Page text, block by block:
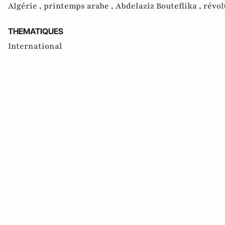
Algérie , printemps arabe , Abdelaziz Bouteflika ,
THEMATIQUES
International